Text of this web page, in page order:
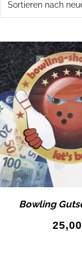
25,00